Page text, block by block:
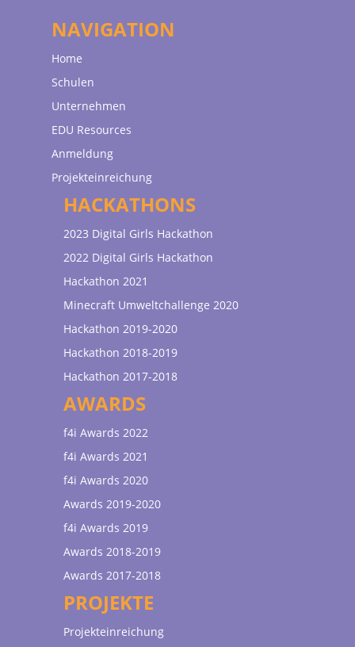
NAVIGATION
Home
Schulen
Unternehmen
EDU Resources
Anmeldung
Projekteinreichung
HACKATHONS
2023 Digital Girls Hackathon
2022 Digital Girls Hackathon
Hackathon 2021
Minecraft Umweltchallenge 2020
Hackathon 2019-2020
Hackathon 2018-2019
Hackathon 2017-2018
AWARDS
f4i Awards 2022
f4i Awards 2021
f4i Awards 2020
Awards 2019-2020
f4i Awards 2019
Awards 2018-2019
Awards 2017-2018
PROJEKTE
Projekteinreichung